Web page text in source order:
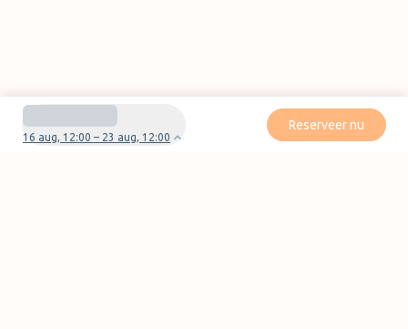
16 aug, 12:00 – 23 aug, 12:00
Reserveer nu